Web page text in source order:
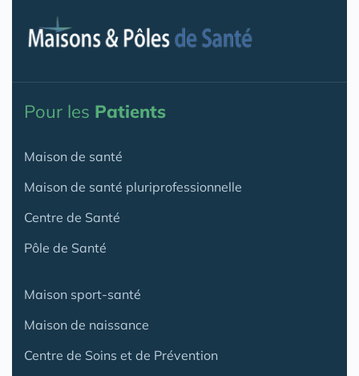
Pour les Patients
Maison de santé
Maison de santé pluriprofessionnelle
Centre de Santé
Pôle de Santé
Maison sport-santé
Maison de naissance
Centre de Soins et de Prévention